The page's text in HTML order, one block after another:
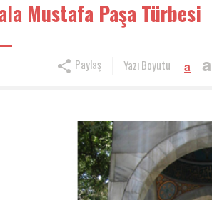
Mustafa Paşa Türbesi
Yazı Boyutu a a
Paylaş